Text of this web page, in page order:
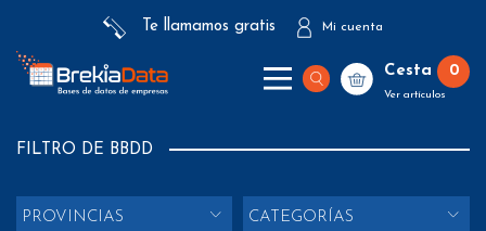
Te llamamos gratis Mi cuenta
Cesta 0
Ver artículos
FILTRO DE BBDD
PROVINCIAS CATEGORÍAS